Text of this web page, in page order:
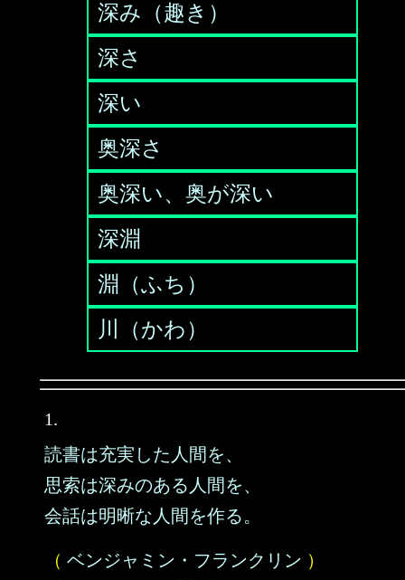
深み（趣き）
深さ
深い
奥深さ
奥深い、奥が深い
深淵
淵（ふち）
川（かわ）
1.
読書は充実した人間を、
思索は深みのある人間を、
会話は明晰な人間を作る。
（ ベンジャミン・フランクリン ）